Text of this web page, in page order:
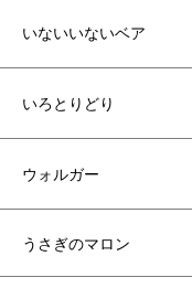
いないいないベア
いろとりどり
ウォルガー
うさぎのマロン